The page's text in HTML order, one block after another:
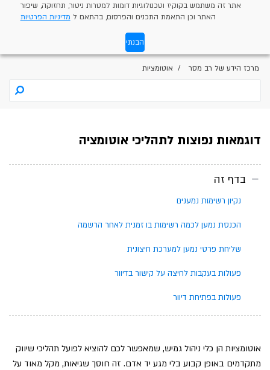
אתר זה משתמש בקוקיז וטכנולוגיות דומות למטרות ניטור, תחזוקה, שיפור
האתר וכן התאמת התכנים והפרסום, בהתאם ל מדיניות הפרטיות
הבנתי
מרכז הידע של רב מסר אוטומציות
דוגמאות נפוצות לתהליכי אוטומציה
בדף זה
נקיון רשימות נמענים
הכנסת נמען לכמה רשימות בו זמנית לאחר הרשמה
שליחת פרטי נמען למערכת חיצונית
פעולות בעקבות לחיצה על קישור בדיוור
פעולות בפתיחת דיוור
אוטומציות הן כלי ניהול גמיש, שמאפשר לכם להוציא לפועל תהליכי שיווק
מתקדמים באופן קבוע בלי מגע יד אדם. זה חוסך שגיאות, מקל מאוד על